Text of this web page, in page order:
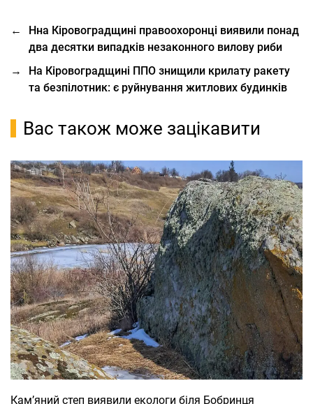
←
Нна Кіровоградщині правоохоронці виявили понад
два десятки випадків незаконного вилову риби
→
На Кіровоградщині ППО знищили крилату ракету
та безпілотник: є руйнування житлових будинків
Вас також може зацікавити
Кам’яний степ виявили екологи біля Бобринця